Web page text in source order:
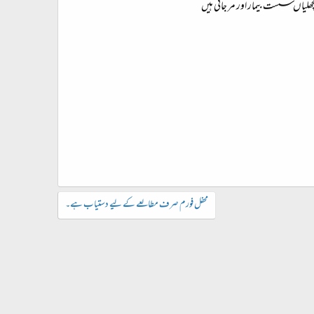
سست بیمار اور مر جاتی ہیں
محفل فورم صرف مطالعے کے لیے دستیاب ہے۔